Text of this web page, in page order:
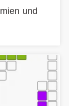
und